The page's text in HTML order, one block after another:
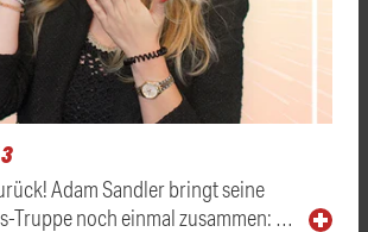
Adam Sandler bringt seine
Truppe noch einmal zusammen: …